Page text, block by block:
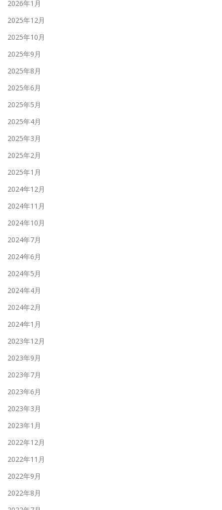
2026年1月
2025年12月
2025年10月
2025年9月
2025年8月
2025年6月
2025年5月
2025年4月
2025年3月
2025年2月
2025年1月
2024年12月
2024年11月
2024年10月
2024年7月
2024年6月
2024年5月
2024年4月
2024年2月
2024年1月
2023年12月
2023年9月
2023年7月
2023年6月
2023年3月
2023年1月
2022年12月
2022年11月
2022年9月
2022年8月